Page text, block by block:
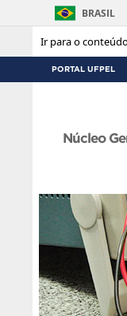
Ir para o
BRASIL
PORTAL UFPEL
Núcleo